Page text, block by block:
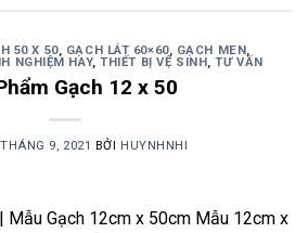
50 X 50, GẠCH LÁT 60×60, GẠCH MEN ,
NGHIỆM HAY,THIẾT BỊ VỆ SINH ,TƯ VẤN
Gạch 12 x 50
9, 2021 BỞI HUYNHNHI
Mẫu Gạch 12cm x 50cm Mẫu 12cm x